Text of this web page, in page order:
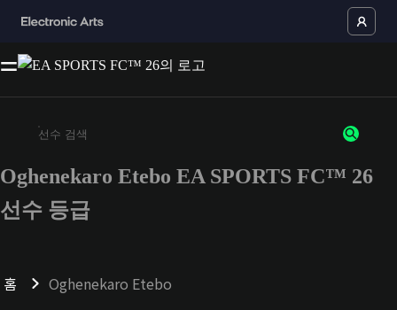
최소 3자 이상의 문자 또는 숫자를 입력하세요
Oghenekaro Etebo EA SPORTS FC™ 26
선수 등급
홈 Oghenekaro Etebo